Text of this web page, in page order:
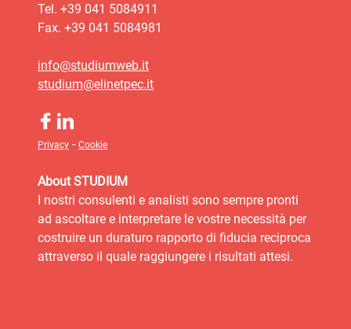
Tel. +39 041 5084911
Fax. +39 041 5084981
info@studiumweb.it
studium@elinetpec.it
Privacy - Cookie
About STUDIUM
I nostri consulenti e analisti sono sempre pronti
ad ascoltare e interpretare le vostre necessità per
costruire un duraturo rapporto di fiducia reciproca
attraverso il quale raggiungere i risultati attesi.